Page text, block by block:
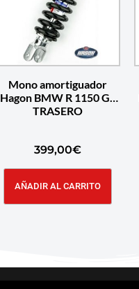
Mono amortiguador
Hagon BMW R 1150 GS
TRASERO
399,00€
AÑADIR AL CARRITO